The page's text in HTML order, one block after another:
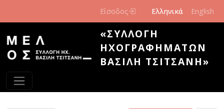
Είσοδος Ελληνικά English
«ΣΥΛΛΟΓΉ
ΗΧΟΓΡΑΦΗΜΆΤΩΝ
ΒΑΣΊΛΗ ΤΣΙΤΣΆΝΗ»